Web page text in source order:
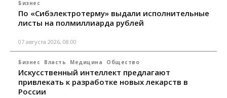
Бизнес
По «Сибэлектротерму» выдали исполнительные
листы на полмиллиарда рублей
07 августа 2026, 08:00
Бизнес Власть Медицина Общество
Искусственный интеллект предлагают
привлекать к разработке новых лекарств в
России